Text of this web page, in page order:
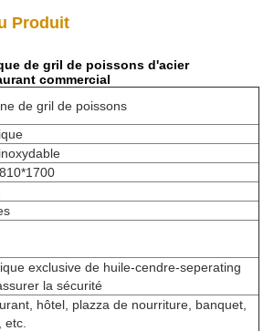
Produit
de gril de poissons d'acier
commercial
de gril de poissons
exclusive de huile-cendre-seperating
la sécurité
hôtel, plazza de nourriture, banquet,
etc.